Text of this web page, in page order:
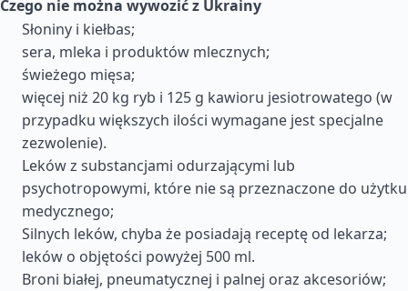
Czego nie można wywozić z Ukrainy
Słoniny i kiełbas;
sera, mleka i produktów mlecznych;
świeżego mięsa;
więcej niż 20 kg ryb i 125 g kawioru jesiotrowatego (w
przypadku większych ilości wymagane jest specjalne
zezwolenie).
Leków z substancjami odurzającymi lub
psychotropowymi, które nie są przeznaczone do użytku
medycznego;
Silnych leków, chyba że posiadają receptę od lekarza;
leków o objętości powyżej 500 ml.
Broni białej, pneumatycznej i palnej oraz akcesoriów;